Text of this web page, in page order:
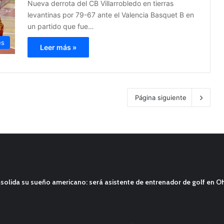
Nueva derrota del CB Villarrobledo en tierras
levantinas por 79-67 ante el Valencia Basquet B en
un partido que fue…
Leer más »
Página siguiente
su sueño americano: será asistente de entrenador de golf en